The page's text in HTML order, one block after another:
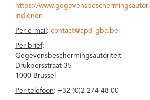
https://
indienen
Per e-mail : contact@apd-gba.be
Per brief:
Gegevensbeschermingsautoriteit
Drukpersstraat 35
1000 Brussel
Per telefoon: +32 (0)2 274 48 00